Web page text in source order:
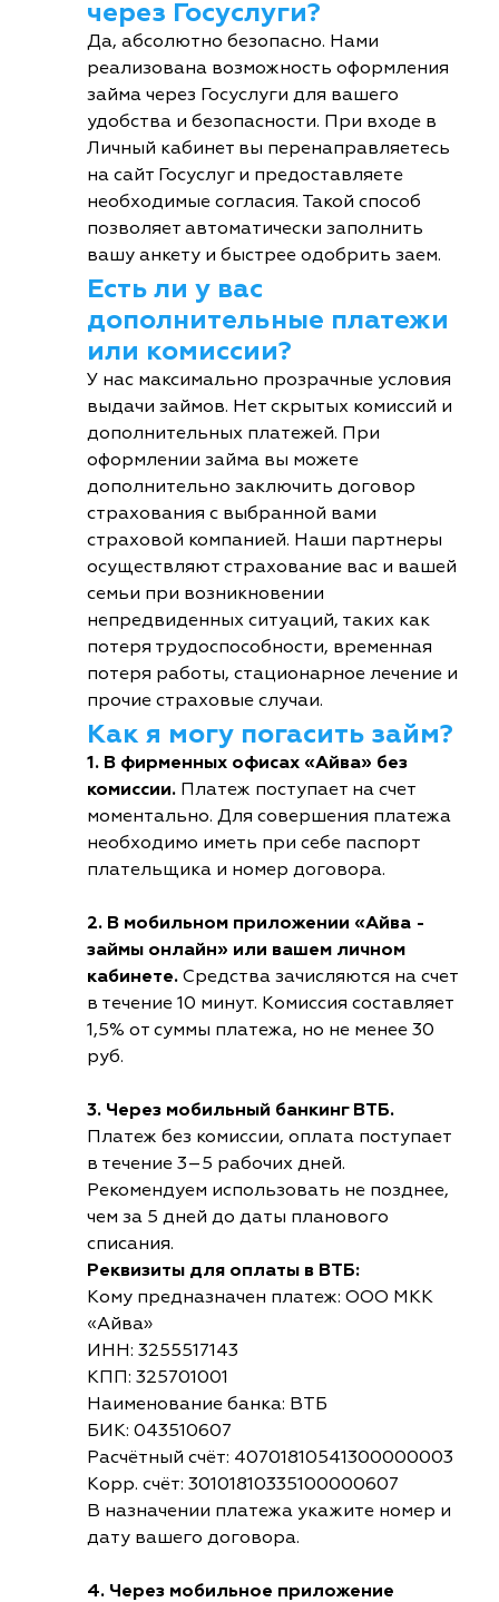
через Госуслуги?
Да, абсолютно безопасно. Нами
реализована возможность оформления
займа через Госуслуги для вашего
удобства и безопасности. При входе в
Личный кабинет вы перенаправляетесь
на сайт Госуслуг и предоставляете
необходимые согласия. Такой способ
позволяет автоматически заполнить
вашу анкету и быстрее одобрить заем.
Есть ли у вас
дополнительные платежи
или комиссии?
У нас максимально прозрачные условия
выдачи займов. Нет скрытых комиссий и
дополнительных платежей. При
оформлении займа вы можете
дополнительно заключить договор
страхования с выбранной вами
страховой компанией. Наши партнеры
осуществляют страхование вас и вашей
семьи при возникновении
непредвиденных ситуаций, таких как
потеря трудоспособности, временная
потеря работы, стационарное лечение и
прочие страховые случаи.
Как я могу погасить займ?
1. В фирменных офисах «Айва» без
комиссии. Платеж поступает на счет
моментально. Для совершения платежа
необходимо иметь при себе паспорт
плательщика и номер договора.
2. В мобильном приложении «Айва -
займы онлайн» или вашем личном
кабинете. Средства зачисляются на счет
в течение 10 минут. Комиссия составляет
1,5% от суммы платежа, но не менее 30
руб.
3. Через мобильный банкинг ВТБ.
Платеж без комиссии, оплата поступает
в течение 3–5 рабочих дней.
Рекомендуем использовать не позднее,
чем за 5 дней до даты планового
списания.
Реквизиты для оплаты в ВТБ:
Кому предназначен платеж: ООО МКК
«Айва»
ИНН: 3255517143
КПП: 325701001
Наименование банка: ВТБ
БИК: 043510607
Расчётный счёт: 40701810541300000003
Корр. счёт: 30101810335100000607
В назначении платежа укажите номер и
дату вашего договора.
4. Через мобильное приложение